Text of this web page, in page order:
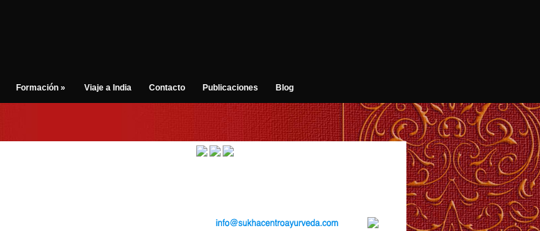
Formación » Viaje a India Contacto Publicaciones Blog